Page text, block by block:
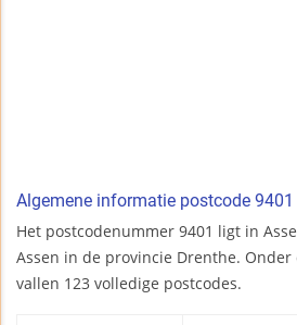
Algemene informatie postcode 9401
Het postcodenummer 9401 ligt in
Assen in de provincie Drenthe.
vallen 123 volledige postcodes.